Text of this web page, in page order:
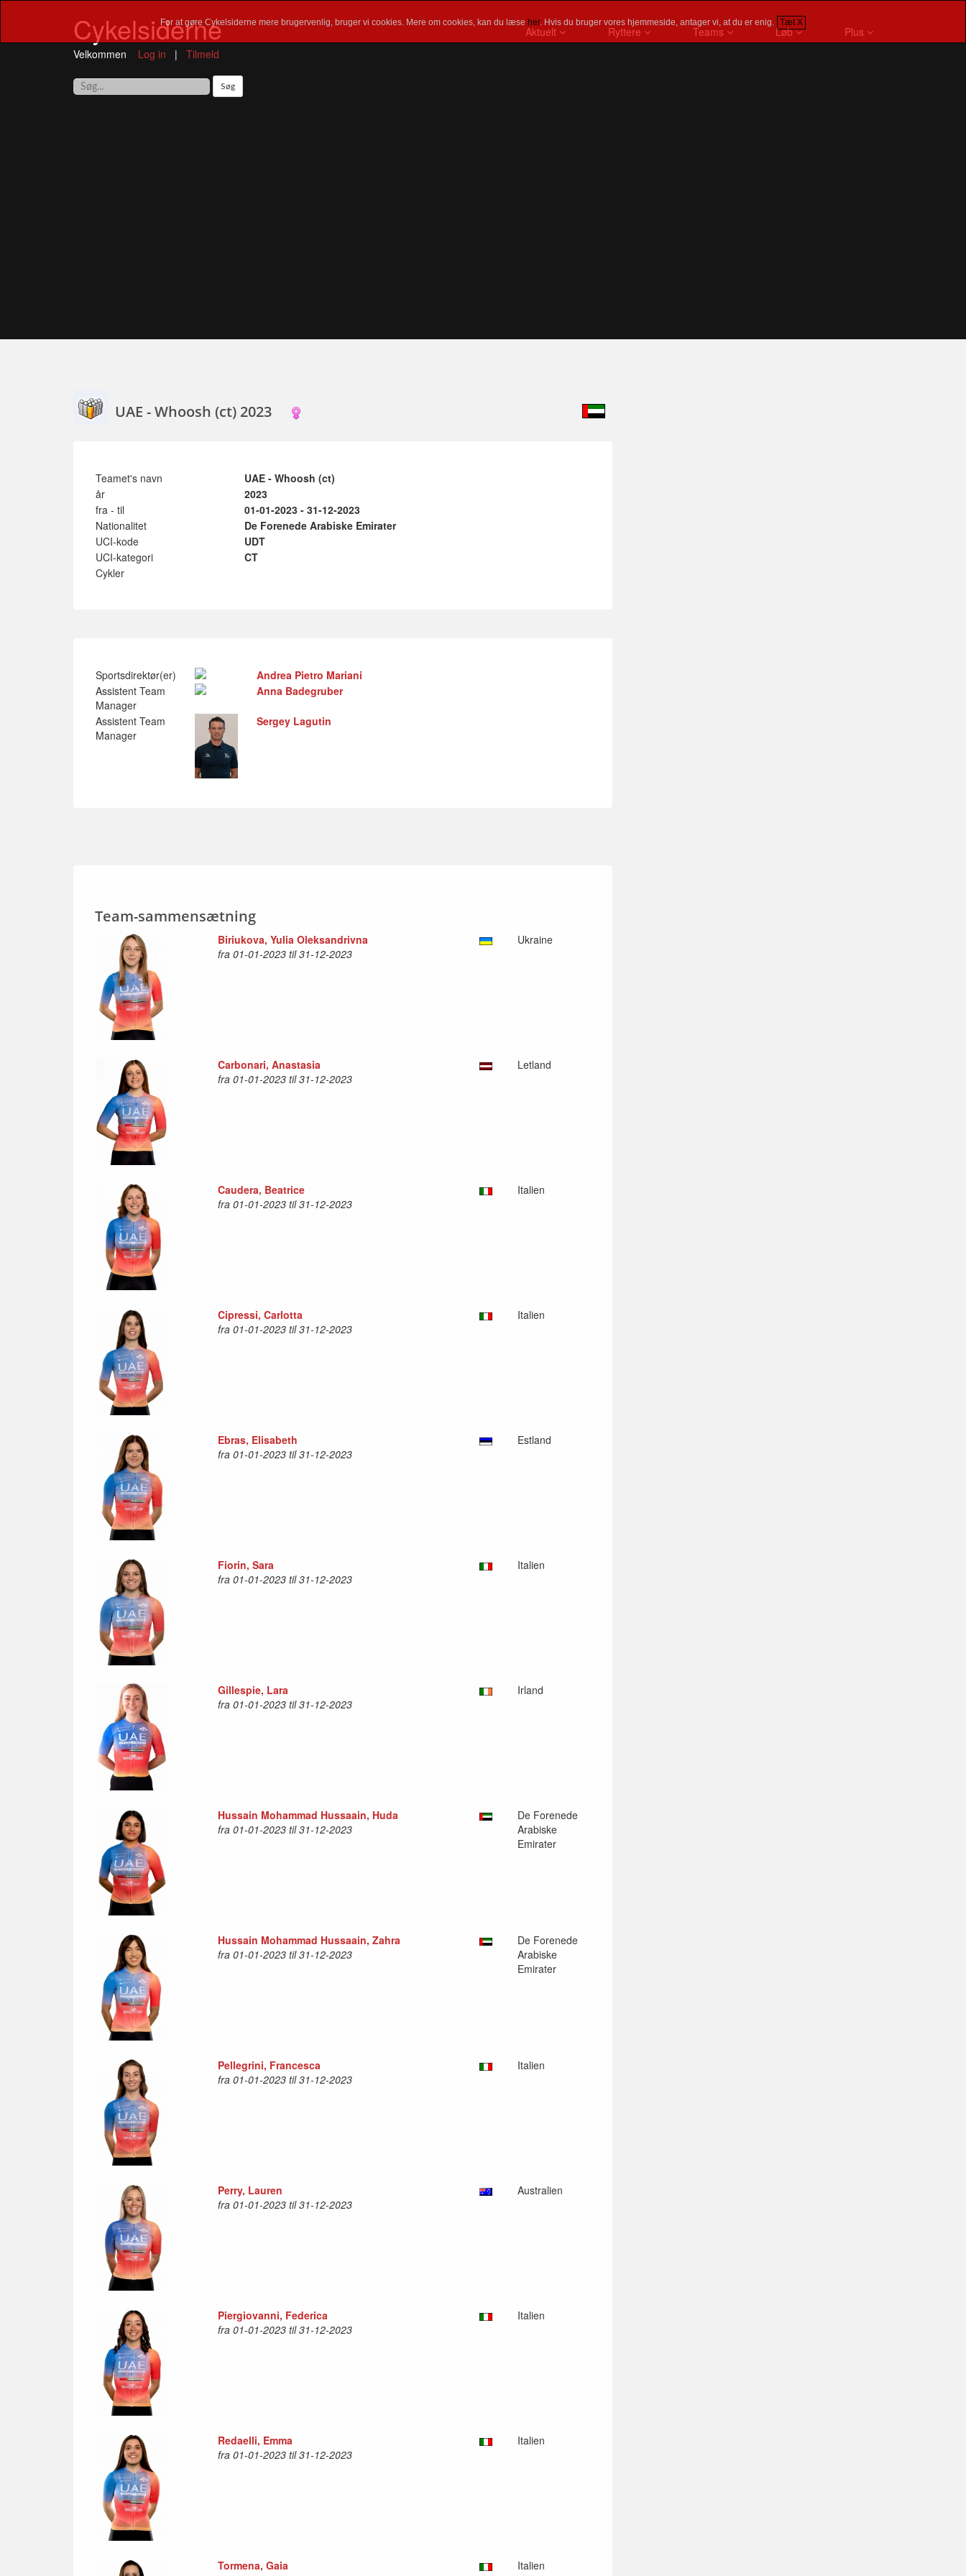
For at gøre Cykelsiderne mere brugervenlig, bruger vi cookies. Mere om cookies, kan du læse her. Hvis du bruger vores hjemmeside, antager vi, at du er enig. Tæt X
Cykelsiderne
Velkommen Log in | Tilmeld
Aktuelt Ryttere Teams Løb Plus
UAE - Whoosh (ct) 2023
Teamet's navn
UAE - Whoosh (ct)
år
2023
fra - til
01-01-2023 - 31-12-2023
Nationalitet
De Forenede Arabiske Emirater
UCI-kode
UDT
UCI-kategori
CT
Cykler
Sportsdirektør(er)
Andrea Pietro Mariani
Assistent Team
Manager
Anna Badegruber
Assistent Team
Manager
Sergey Lagutin
Team-sammensætning
Biriukova, Yulia Oleksandrivna
fra 01-01-2023 til 31-12-2023
Ukraine
Carbonari, Anastasia
fra 01-01-2023 til 31-12-2023
Letland
Caudera, Beatrice
fra 01-01-2023 til 31-12-2023
Italien
Cipressi, Carlotta
fra 01-01-2023 til 31-12-2023
Italien
Ebras, Elisabeth
fra 01-01-2023 til 31-12-2023
Estland
Fiorin, Sara
fra 01-01-2023 til 31-12-2023
Italien
Gillespie, Lara
fra 01-01-2023 til 31-12-2023
Irland
Hussain Mohammad Hussaain, Huda
fra 01-01-2023 til 31-12-2023
De Forenede
Arabiske
Emirater
Hussain Mohammad Hussaain, Zahra
fra 01-01-2023 til 31-12-2023
De Forenede
Arabiske
Emirater
Pellegrini, Francesca
fra 01-01-2023 til 31-12-2023
Italien
Perry, Lauren
fra 01-01-2023 til 31-12-2023
Australien
Piergiovanni, Federica
fra 01-01-2023 til 31-12-2023
Italien
Redaelli, Emma
fra 01-01-2023 til 31-12-2023
Italien
Tormena, Gaia
Italien